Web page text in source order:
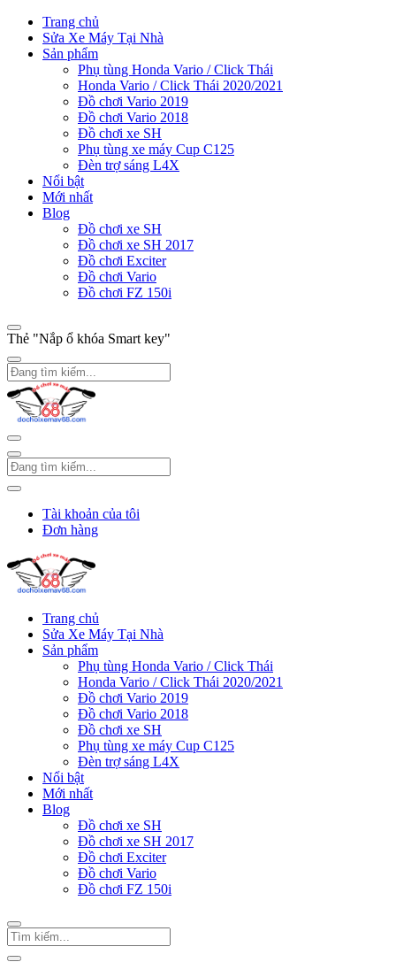
Trang chủ
Sửa Xe Máy Tại Nhà
Sản phẩm
Phụ tùng Honda Vario / Click Thái
Honda Vario / Click Thái 2020/2021
Đồ chơi Vario 2019
Đồ chơi Vario 2018
Đồ chơi xe SH
Phụ tùng xe máy Cup C125
Đèn trợ sáng L4X
Nổi bật
Mới nhất
Blog
Đồ chơi xe SH
Đồ chơi xe SH 2017
Đồ chơi Exciter
Đồ chơi Vario
Đồ chơi FZ 150i
Thẻ "Nắp ổ khóa Smart key"
Tài khoản của tôi
Đơn hàng
Trang chủ
Sửa Xe Máy Tại Nhà
Sản phẩm
Phụ tùng Honda Vario / Click Thái
Honda Vario / Click Thái 2020/2021
Đồ chơi Vario 2019
Đồ chơi Vario 2018
Đồ chơi xe SH
Phụ tùng xe máy Cup C125
Đèn trợ sáng L4X
Nổi bật
Mới nhất
Blog
Đồ chơi xe SH
Đồ chơi xe SH 2017
Đồ chơi Exciter
Đồ chơi Vario
Đồ chơi FZ 150i